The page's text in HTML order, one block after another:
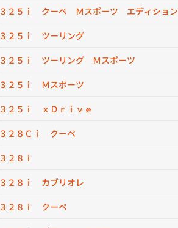
３２５ｉ クーペ Ｍスポーツ エディション
３２５ｉ ツーリング
３２５ｉ ツーリング Ｍスポーツ
３２５ｉ Ｍスポーツ
３２５ｉ ｘＤｒｉｖｅ
３２８Ｃｉ クーペ
３２８ｉ
３２８ｉ カブリオレ
３２８ｉ クーペ